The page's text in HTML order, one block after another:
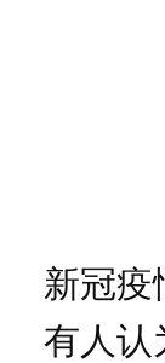
新冠疫
有人认